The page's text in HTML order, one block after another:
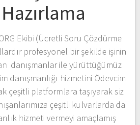
Hazırlama
Ekibi (Ücretli Soru Çözdürme
profesyonel bir şekilde işinin
danışmanlar ile yürüttüğümüz
danışmanlığı hizmetini Ödevcim
çeşitli platformlara taşıyarak siz
çeşitli kulvarlarda da
hizmeti vermeyi amaçlamış